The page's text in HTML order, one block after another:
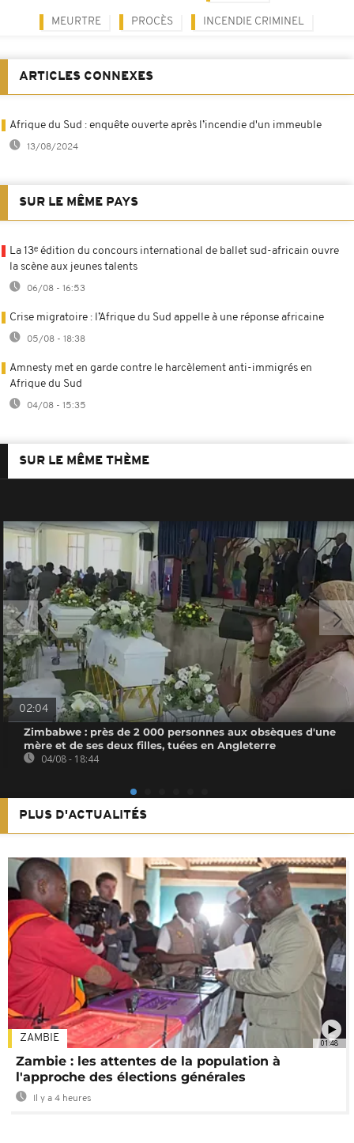
MEURTRE PROCÈS INCENDIE CRIMINEL
ARTICLES CONNEXES
Afrique du Sud : enquête ouverte après l’incendie d'un immeuble
13/08/2024
SUR LE MÊME PAYS
La 13ᵉ édition du concours international de ballet sud-africain ouvre
la scène aux jeunes talents
06/08 - 16:53
Crise migratoire : l’Afrique du Sud appelle à une réponse africaine
05/08 - 18:38
Amnesty met en garde contre le harcèlement anti-immigrés en
Afrique du Sud
04/08 - 15:35
SUR LE MÊME THÈME
02:04
Zimbabwe : près de 2 000 personnes aux obsèques d'une
mère et de ses deux filles, tuées en Angleterre
04/08 - 18:44
PLUS D'ACTUALITÉS
01:48
ZAMBIE
Zambie : les attentes de la population à
l'approche des élections générales
Il y a 4 heures